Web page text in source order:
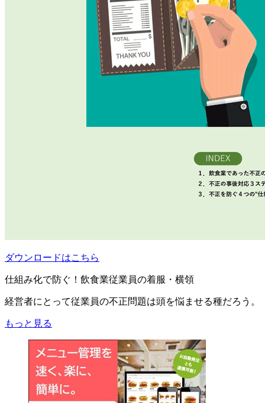
ダウンロードはこちら
仕組み化で防ぐ！飲食業従業員の着服・横領
経営者にとって従業員の不正問題は頭を悩ませる種だろう。
もっと見る